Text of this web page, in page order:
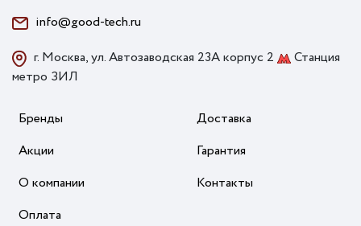
info@good-tech.ru
г. Москва, ул. Автозаводская 23А корпус 2
Станция
метро ЗИЛ
Бренды
Акции
О компании
Оплата
Доставка
Гарантия
Контакты